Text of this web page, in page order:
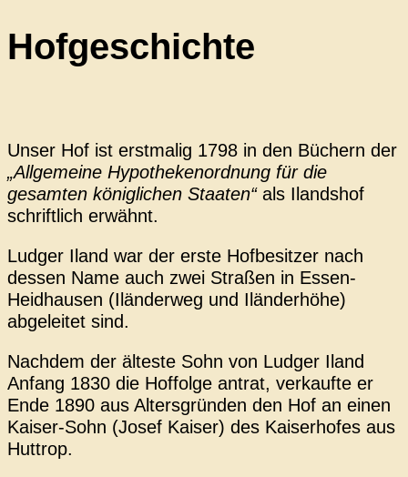
Hofgeschichte
Unser Hof ist erstmalig 1798 in den Büchern der
„Allgemeine Hypothekenordnung für die
gesamten königlichen Staaten“als Ilandshof
schriftlich erwähnt.
Ludger Iland war der erste Hofbesitzer nach
dessen Name auch zwei Straßen in Essen-
Heidhausen (Iländerweg und Iländerhöhe)
abgeleitet sind.
Nachdem der älteste Sohn von Ludger Iland
Anfang 1830 die Hoffolge antrat, verkaufte er
Ende 1890 aus Altersgründen den Hof an einen
Kaiser-Sohn (Josef Kaiser) des Kaiserhofes aus
Huttrop.